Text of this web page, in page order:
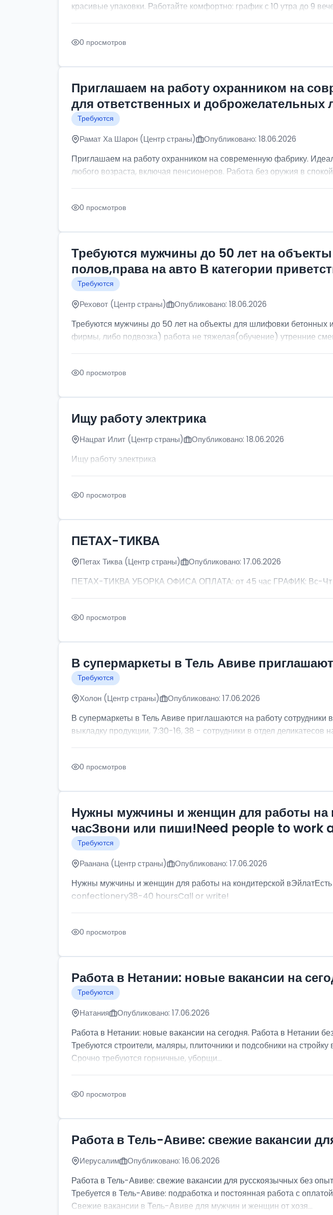
красивые упаковки. Работайте комфортно: график с 10 утра до 9
0 просмотров
Приглашаем на работу охранником на
для ответственных и доброжелательных
Требуются
Рамат Ха Шарон (Центр страны) Опубликовано: 18.06.2026
Приглашаем на работу охранником на современную фабрику.
любого возраста, включая пенсионеров. Работа без оружия в
0 просмотров
Требуются мужчины до 50 лет на
полов,права на авто В категории
Требуются
Реховот (Центр страны) Опубликовано: 18.06.2026
Требуются мужчины до 50 лет на объекты для шлифовки бетонных
фирмы, либо подвозка) работа не тяжелая(обучение) утренние
0 просмотров
Ищу работу электрика
Нацрат Илит (Центр страны) Опубликовано: 18.06.2026
Ищу работу электрика
0 просмотров
ПЕТАХ-ТИКВА
Петах Тиква (Центр страны) Опубликовано: 17.06.2026
ПЕТАХ-ТИКВА УБОРКА ОФИСА ОПЛАТА: от 45 час ГРАФИК: Вс-Чт
0 просмотров
В супермаркеты в Тель Авиве
Требуются
Холон (Центр страны) Опубликовано: 17.06.2026
В супермаркеты в Тель Авиве приглашаются на работу
выкладку продукции, 7:30-16, 38 - сотрудники в отдел деликатесов
0 просмотров
Нужны мужчины и женщин для работы на
часЗвони или пиши!Need people to
Требуются
Раанана (Центр страны) Опубликовано: 17.06.2026
Нужны мужчины и женщин для работы на кондитерской
confectionery38-40 hoursCall or write!
0 просмотров
Работа в Нетании: новые вакансии на
Требуются
Натания Опубликовано: 17.06.2026
Работа в Нетании: новые вакансии на сегодня. Работа в Нетании
Требуются строители, маляры, плиточники и подсобники на
Срочно требуются горничные, уборщи...
0 просмотров
Работа в Тель-Авиве: свежие вакансии
Иерусалим Опубликовано: 16.06.2026
Работа в Тель-Авиве: свежие вакансии для русскоязычных без
Требуется в Тель-Авиве: подработка и постоянная работа с
Свежие вакансии в Тель-Авиве для мужчин и женщин от хозя...